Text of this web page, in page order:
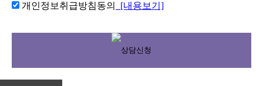
개인정보취급방침동의 [내용보기]